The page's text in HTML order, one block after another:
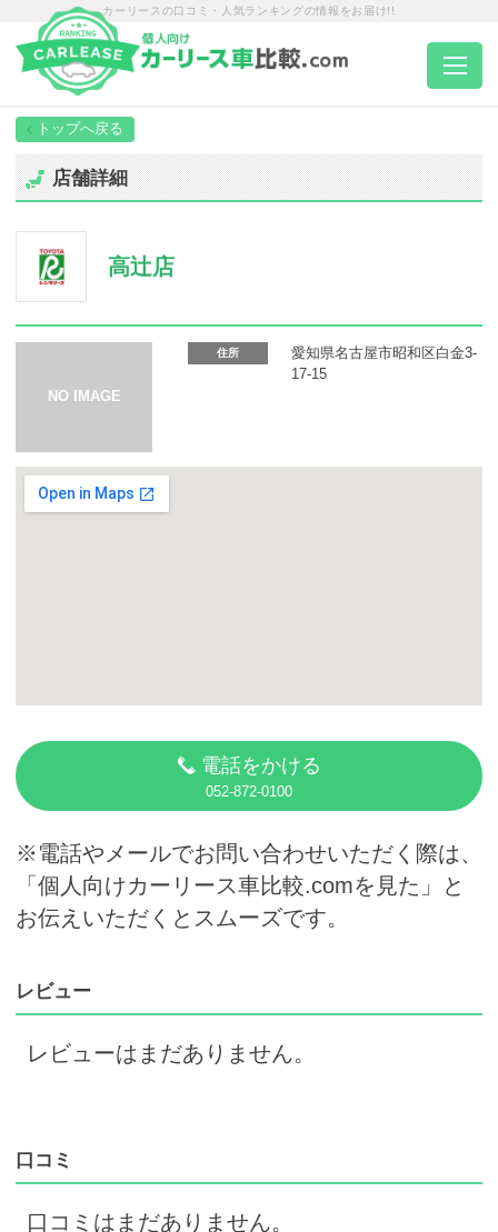
カーリースの口コミ・人気ランキングの情報をお届け!!
トップページ
エリア別ランキング
カーリース体験談
店舗詳細
高辻店
住所
愛知県名古屋市昭和区白金3-
17-15
電話をかける
052-872-0100
※電話やメールでお問い合わせいただく際は、
「個人向けカーリース車比較.comを見た」と
お伝えいただくとスムーズです。
レビュー
レビューはまだありません。
口コミ
口コミはまだありません。